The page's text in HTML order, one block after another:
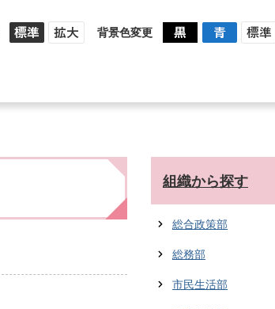
背景色変更
組織から探す
総合政策部
総務部
市民生活部